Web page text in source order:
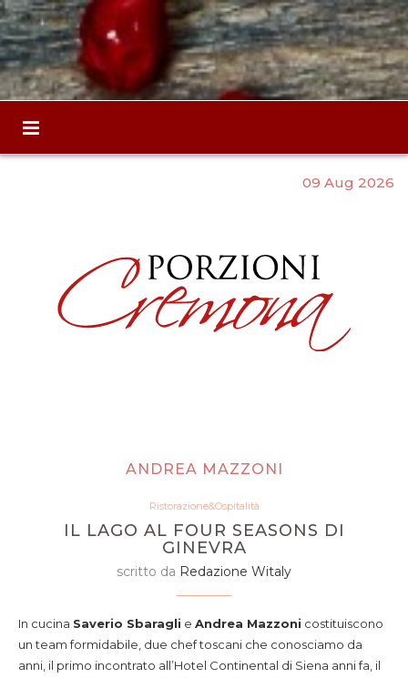
09 Aug 2026
ANDREA MAZZONI
Ristorazione&Ospitalità
IL LAGO AL FOUR SEASONS DI
GINEVRA
scritto da Redazione Witaly
In cucina Saverio Sbaragli e Andrea Mazzoni costituiscono
un team formidabile, due chef toscani che conosciamo da
anni, il primo incontrato all’Hotel Continental di Siena anni fa, il